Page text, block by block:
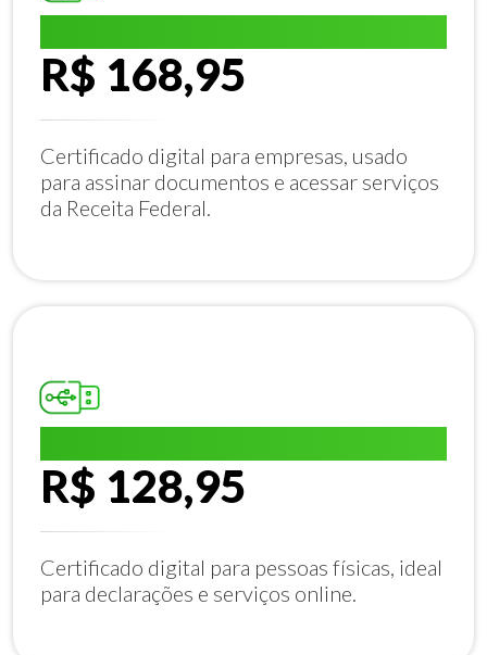
R$ 168,95
Certificado digital para empresas, usado
para assinar documentos e acessar serviços
da Receita Federal.
R$ 128,95
Certificado digital para pessoas físicas, ideal
para declarações e serviços online.